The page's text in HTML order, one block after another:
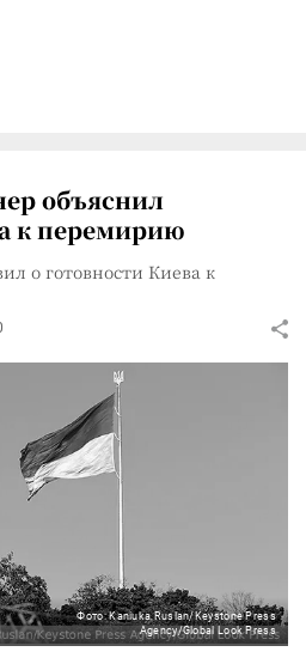
объяснил
к перемирию
о готовности Киева к
Фото: Kaniuka Ruslan/Keystone Press
Agency/Global Look Press